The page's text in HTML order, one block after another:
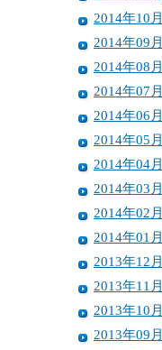
2014年10月
2014年09月
2014年08月
2014年07月
2014年06月
2014年05月
2014年04月
2014年03月
2014年02月
2014年01月
2013年12月
2013年11月
2013年10月
2013年09月